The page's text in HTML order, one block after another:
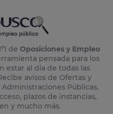
de Oposiciones y Empleo
pensada para los
estar al día de todas las
avisos de Ofertas y
Públicas,
plazos de instancias,
y mucho más.